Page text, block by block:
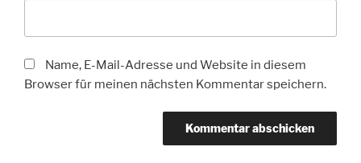
Name, E-Mail-Adresse und Website in diesem
Browser für meinen nächsten Kommentar speichern.